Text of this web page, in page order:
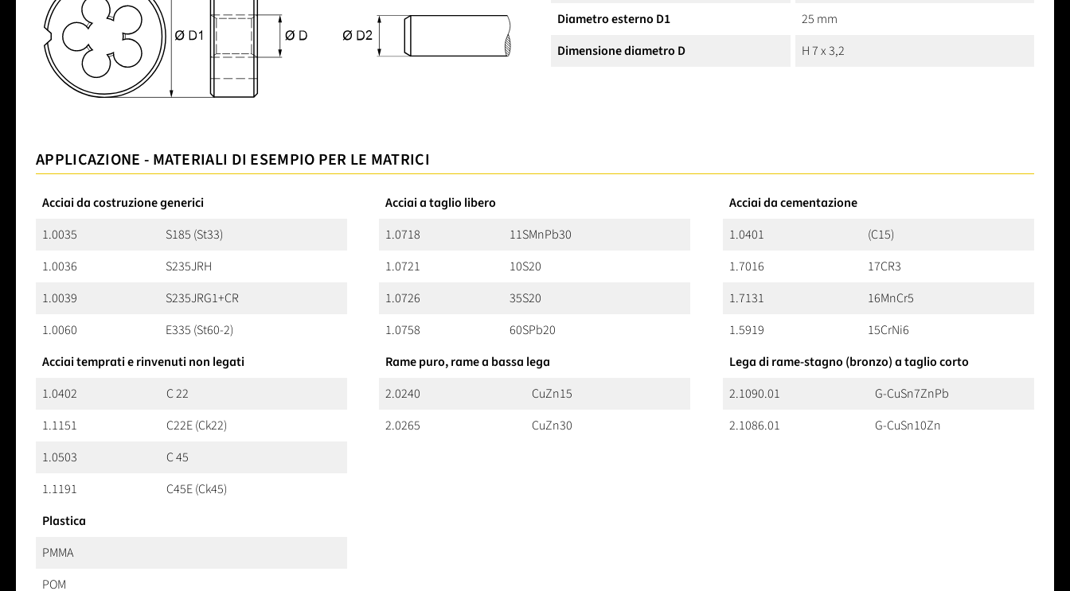
Diametro esterno D1
25 mm
Dimensione diametro D
H 7 x 3,2
APPLICAZIONE - MATERIALI DI ESEMPIO PER LE MATRICI
Acciai da costruzione generici
1.0035
S185 (St33)
1.0036
S235JRH
1.0039
S235JRG1+CR
1.0060
E335 (St60-2)
Acciai a taglio libero
1.0718
11SMnPb30
1.0721
10S20
1.0726
35S20
1.0758
60SPb20
Acciai da cementazione
1.0401
(C15)
1.7016
17CR3
1.7131
16MnCr5
1.5919
15CrNi6
Acciai temprati e rinvenuti non legati
1.0402
C 22
1.1151
C22E (Ck22)
1.0503
C 45
1.1191
C45E (Ck45)
Rame puro, rame a bassa lega
2.0240
CuZn15
2.0265
CuZn30
Lega di rame-stagno (bronzo) a taglio corto
2.1090.01
G-CuSn7ZnPb
2.1086.01
G-CuSn10Zn
Plastica
PMMA
POM